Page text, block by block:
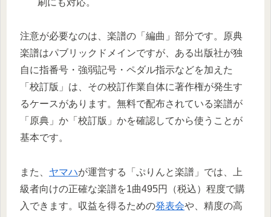
注意が必要なのは、楽譜の「編曲」部分です。原典
楽譜はパブリックドメインですが、ある出版社が独
自に指番号・強弱記号・ペダル指示などを加えた
「校訂版」は、その校訂作業自体に著作権が発生す
るケースがあります。無料で配布されている楽譜が
「原典」か「校訂版」かを確認してから使うことが
基本です。
また、 ヤマハが運営する「ぷりんと楽譜」では、上
級者向けの正確な楽譜を1曲495円（税込）程度で購
入できます。収益を得るための発表会や、精度の高